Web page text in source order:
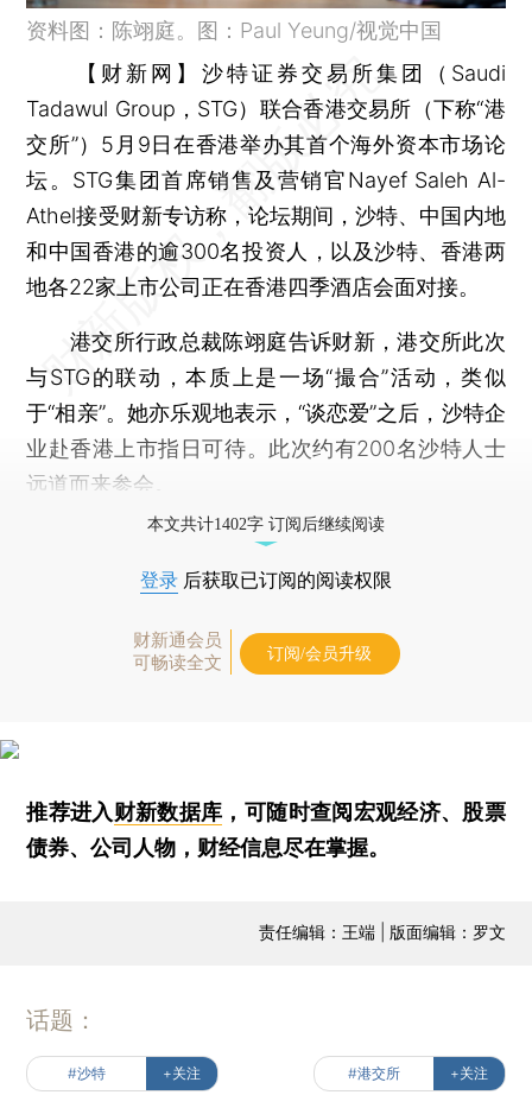
资料图：陈翊庭。图：Paul Yeung/视觉中国
【财新网】 沙特证券交易所集团（Saudi
Tadawul Group，STG）联合香港交易所（下称“港
交所”）5月9日在香港举办其首个海外资本市场论
坛。STG集团首席销售及营销官Nayef Saleh Al-
Athel接受财新专访称，论坛期间，沙特、中国内地
和中国香港的逾300名投资人，以及沙特、香港两
地各22家上市公司正在香港四季酒店会面对接。
港交所行政总裁陈翊庭告诉财新，港交所此次
与STG的联动，本质上是一场“撮合”活动，类似
于“相亲”。她亦乐观地表示，“谈恋爱”之后，沙特企
业赴香港上市指日可待。此次约有200名沙特人士
远道而来参会。
本文共计1402字 订阅后继续阅读
登录 后获取已订阅的阅读权限
财新通会员
可畅读全文
订阅/会员升级
推荐进入财新数据库 ，可随时查阅宏观经济、股票
债券、公司人物，财经信息尽在掌握。
责任编辑：王端 | 版面编辑：罗文
话题：
#沙特 +关注 #港交所 +关注